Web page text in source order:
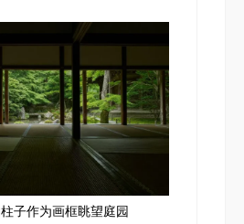
子作为画框眺望庭园